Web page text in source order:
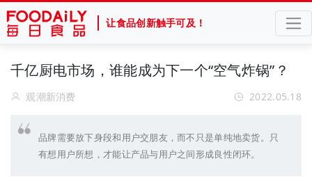
让食品创新触手可及！
千亿厨电市场，谁能成为下一个“空气炸锅”？
观潮新消费 2022.05.18
品牌需要放下身段和用户交朋友，而不只是单纯地卖货。只
有想用户所想，才能让产品与用户之间形成良性闭环。